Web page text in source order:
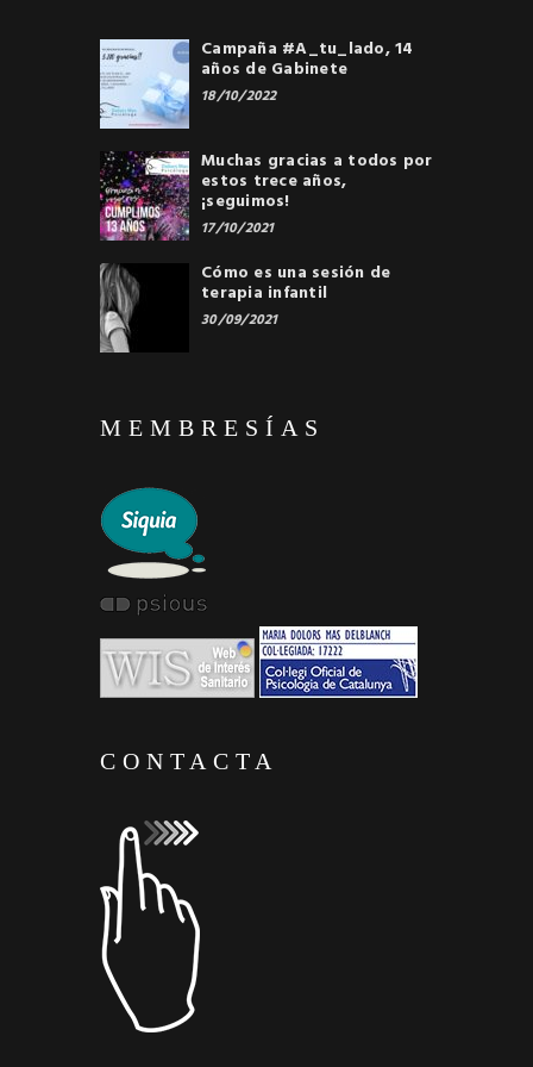
Campaña #A_tu_lado, 14
años de Gabinete
18/10/2022
Muchas gracias a todos por
estos trece años,
¡seguimos!
17/10/2021
Cómo es una sesión de
terapia infantil
30/09/2021
MEMBRESÍAS
CONTACTA